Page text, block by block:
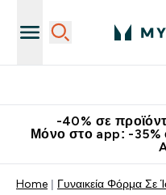
-40% σε
Μόνο στο app: -35%
Home Γυναικεία Φόρμα